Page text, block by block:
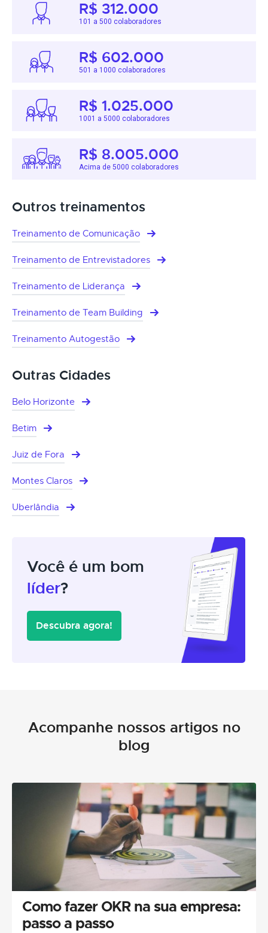
R$ 312.000
101 a 500 colaboradores
R$ 602.000
501 a 1000 colaboradores
R$ 1.025.000
1001 a 5000 colaboradores
R$ 8.005.000
Acima de 5000 colaboradores
Outros treinamentos
Treinamento de Comunicação
Treinamento de Entrevistadores
Treinamento de Liderança
Treinamento de Team Building
Treinamento Autogestão
Outras Cidades
Belo Horizonte
Betim
Juiz de Fora
Montes Claros
Uberlândia
Você é um bom
líder?
Descubra agora!
Acompanhe nossos artigos no
blog
Como fazer OKR na sua empresa:
passo a passo